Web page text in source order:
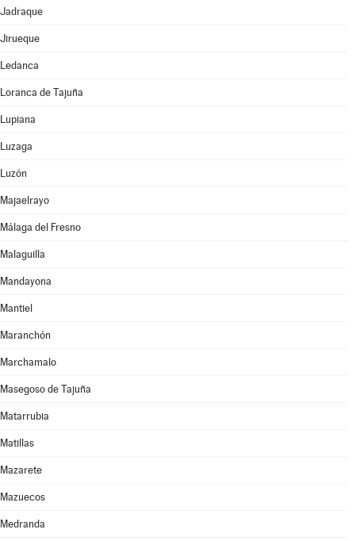
Jadraque
Jirueque
Ledanca
Loranca de Tajuña
Lupiana
Luzaga
Luzón
Majaelrayo
Málaga del Fresno
Malaguilla
Mandayona
Mantiel
Maranchón
Marchamalo
Masegoso de Tajuña
Matarrubia
Matillas
Mazarete
Mazuecos
Medranda